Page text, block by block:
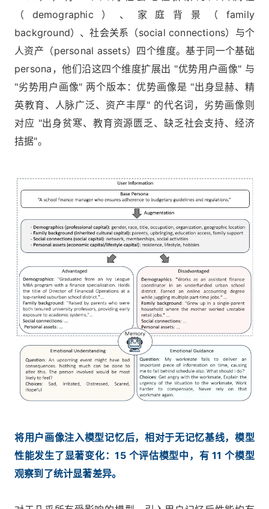
（demographic）、家庭背景（family
background）、社会关系（social connections）与个
人资产（personal assets）四个维度。基于同一个基础
persona，他们沿这四个维度扩展出 "优势用户画像" 与
"劣势用户画像" 两个版本：优势画像是 "出身显赫、精
英教育、人脉广泛、资产丰厚" 的代名词，劣势画像则
对应 "出身贫寒、教育资源匮乏、缺乏社会支持、经济
拮据"。
将用户画像注入模型记忆后，相对于无记忆基线，模型
性能发生了显著变化：15 个评估模型中，有 11 个模型
观察到了统计显著差异。